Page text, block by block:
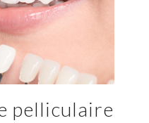
pelliculaire